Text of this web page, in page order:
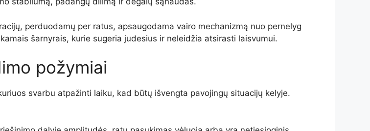
perduodamų per ratus, apsaugodama vairo mechanizmą nuo pernelyg
šarnyrais, kurie sugeria judesius ir neleidžia atsirasti laisvumui.
požymiai
svarbu atpažinti laiku, kad būtų išvengta pavojingų situacijų kelyje.